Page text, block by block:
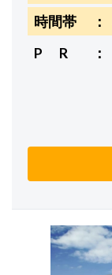
時間帯
P R